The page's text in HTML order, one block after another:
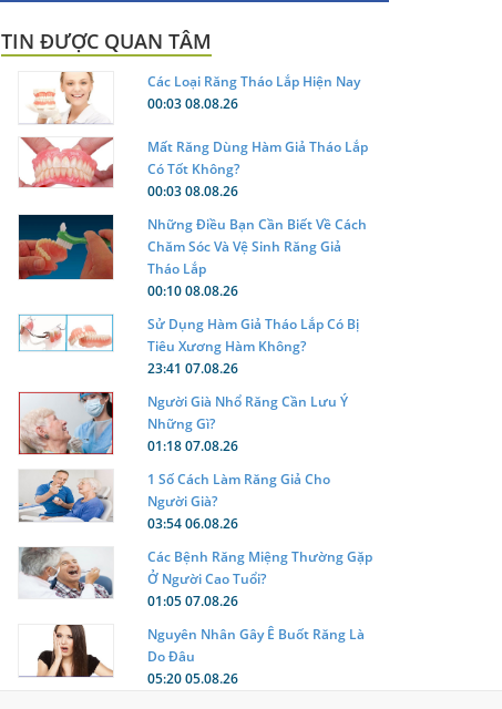
TIN ĐƯỢC QUAN TÂM
Các Loại Răng Tháo Lắp Hiện Nay
00:03 08.08.26
Mất Răng Dùng Hàm Giả Tháo Lắp
Có Tốt Không?
00:03 08.08.26
Những Điều Bạn Cần Biết Về Cách
Chăm Sóc Và Vệ Sinh Răng Giả
Tháo Lắp
00:10 08.08.26
Sử Dụng Hàm Giả Tháo Lắp Có Bị
Tiêu Xương Hàm Không?
23:41 07.08.26
Người Già Nhổ Răng Cần Lưu Ý
Những Gì?
01:18 07.08.26
1 Số Cách Làm Răng Giả Cho
Người Già?
03:54 06.08.26
Các Bệnh Răng Miệng Thường Gặp
Ở Người Cao Tuổi?
01:05 07.08.26
Nguyên Nhân Gây Ê Buốt Răng Là
Do Đâu
05:20 05.08.26